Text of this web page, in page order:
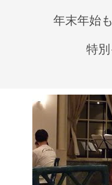
年末年始
特